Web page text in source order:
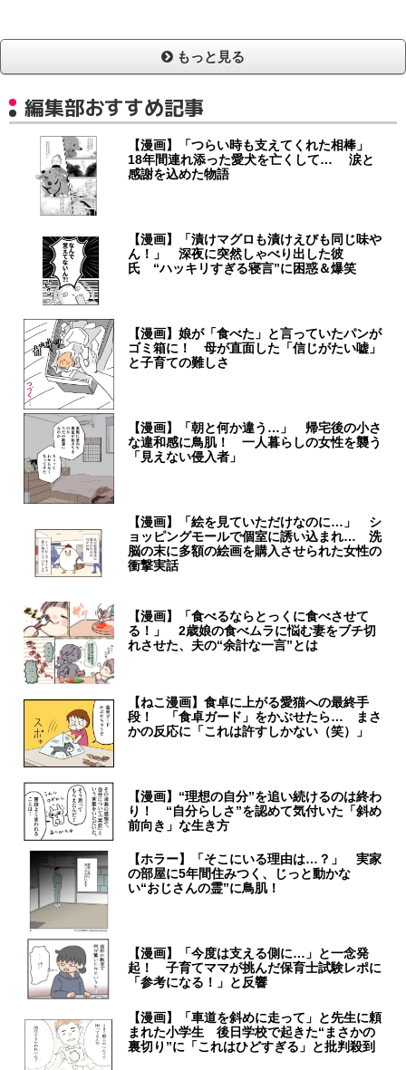
もっと見る
編集部おすすめ記事
【漫画】「つらい時も支えてくれた相棒」
18年間連れ添った愛犬を亡くして… 涙と
感謝を込めた物語
【漫画】「漬けマグロも漬けえびも同じ味や
ん！」 深夜に突然しゃべり出した彼
氏 “ハッキリすぎる寝言”に困惑＆爆笑
【漫画】娘が「食べた」と言っていたパンが
ゴミ箱に！ 母が直面した「信じがたい嘘」
と子育ての難しさ
【漫画】「朝と何か違う…」 帰宅後の小さ
な違和感に鳥肌！ 一人暮らしの女性を襲う
「見えない侵入者」
【漫画】「絵を見ていただけなのに…」 シ
ョッピングモールで個室に誘い込まれ… 洗
脳の末に多額の絵画を購入させられた女性の
衝撃実話
【漫画】「食べるならとっくに食べさせて
る！」 2歳娘の食べムラに悩む妻をブチ切
れさせた、夫の“余計な一言”とは
【ねこ漫画】食卓に上がる愛猫への最終手
段！ 「食卓ガード」をかぶせたら… まさ
かの反応に「これは許すしかない（笑）」
【漫画】“理想の自分”を追い続けるのは終わ
り！ “自分らしさ”を認めて気付いた「斜め
前向き」な生き方
【ホラー】「そこにいる理由は…？」 実家
の部屋に5年間住みつく、じっと動かな
い“おじさんの霊”に鳥肌！
【漫画】「今度は支える側に…」と一念発
起！ 子育てママが挑んだ保育士試験レポに
「参考になる！」と反響
【漫画】「車道を斜めに走って」と先生に頼
まれた小学生 後日学校で起きた“まさかの
裏切り”に「これはひどすぎる」と批判殺到